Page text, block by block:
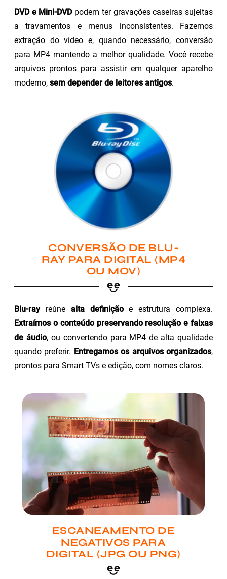
DVD e Mini-DVDpodem ter gravações caseiras sujeitas
a travamentos e menus inconsistentes. Fazemos
extração do vídeo e, quando necessário, conversão
para MP4 mantendo a melhor qualidade. Você recebe
arquivos prontos para assistir em qualquer aparelho
moderno, sem depender de leitores antigos.
CONVERSÃO DE BLU-
RAY PARA DIGITAL (MP4
OU MOV)
Blu-rayreúne alta definiçãoe estrutura complexa.
Extraímos o conteúdo preservando resolução e faixas
de áudio, ou convertendo para MP4 de alta qualidade
quando preferir. Entregamos os arquivos organizados,
prontos para Smart TVs e edição, com nomes claros.
ESCANEAMENTO DE
NEGATIVOS PARA
DIGITAL (JPG OU PNG)